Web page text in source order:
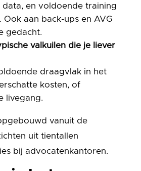
data, en voldoende training
Ook aan back-ups en AVG
gedacht.
valkuilen die je liever
draagvlak in het
kosten, of
livegang.
vanuit de
uit tientallen
bij advocatenkantoren.